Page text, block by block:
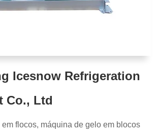
Co., Ltd
flocos, máquina de gelo em blocos